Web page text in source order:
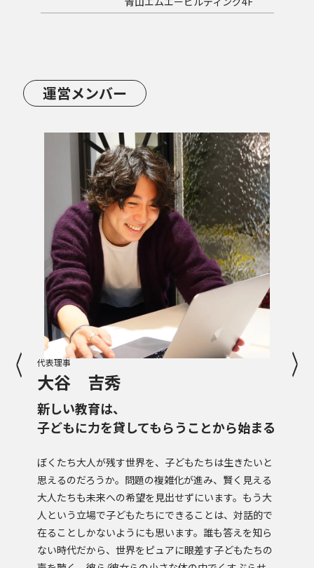
運営メンバー
代表理事
大谷 吉秀
新しい教育は、
子どもに力を貸してもらうことから始まる
ぼくたち大人が残す世界を、子どもたちは生きたいと
思えるのだろうか。問題の複雑化が進み、賢く見える
大人たちも未来への希望を見出せずにいます。もう大
人という立場で子どもたちにできることは、対話的で
在ることしかないようにも思います。誰も答えを知ら
ない時代だから、世界をピュアに眼差す子どもたちの